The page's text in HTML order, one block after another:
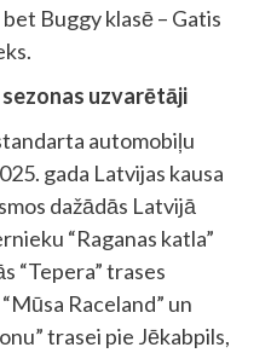
Buggy klasē – Gatis
uzvarētāji
automobiļu
gada Latvijas kausa
dažādās Latvijā
“Raganas katla”
“Tepera” trases
Raceland” un
trasei pie Jēkabpils,